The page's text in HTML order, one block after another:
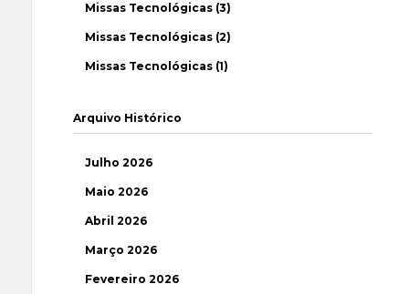
Missas Tecnológicas (3)
Missas Tecnológicas (2)
Missas Tecnológicas (1)
Arquivo Histórico
Julho 2026
Maio 2026
Abril 2026
Março 2026
Fevereiro 2026